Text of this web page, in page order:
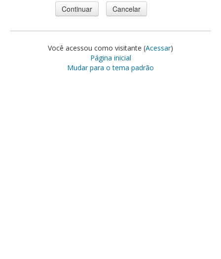
Você acessou como visitante (Acessar)
Página inicial
Mudar para o tema padrão